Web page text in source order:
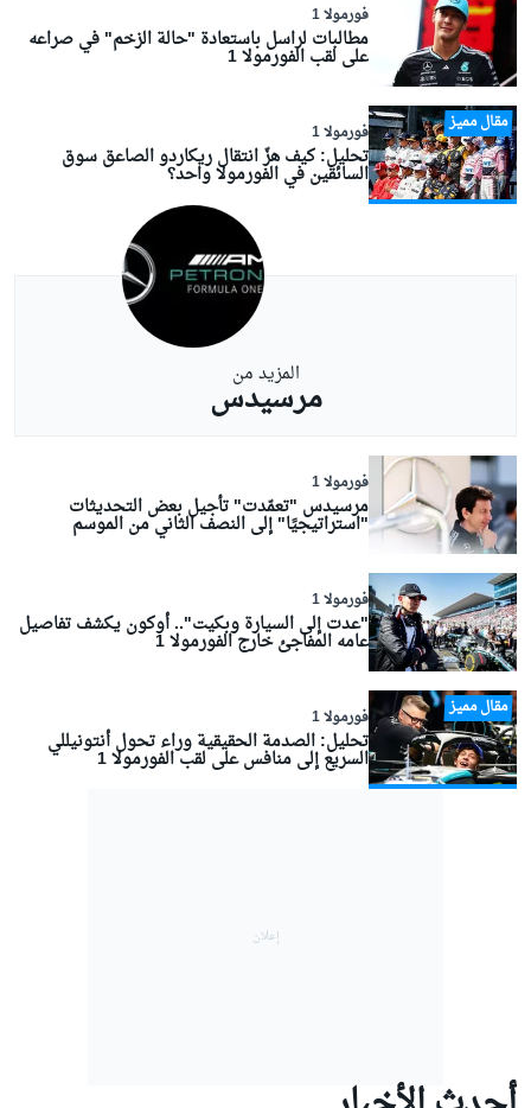
فورمولا 1
مطالبات لراسل باستعادة "حالة الزخم" في صراعه
على لقب الفورمولا 1
مقال مميز فورمولا 1
تحليل: كيف هزّ انتقال ريكاردو الصاعق سوق
السائقين في الفورمولا واحد؟
المزيد من
مرسيدس
فورمولا 1
مرسيدس "تعمّدت" تأجيل بعض التحديثات
"استراتيجيًا" إلى النصف الثاني من الموسم
فورمولا 1
"عدت إلى السيارة وبكيت".. أوكون يكشف تفاصيل
عامه المفاجئ خارج الفورمولا 1
مقال مميز فورمولا 1
تحليل: الصدمة الحقيقية وراء تحول أنتونيللي
السريع إلى منافس على لقب الفورمولا 1